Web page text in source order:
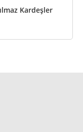
Kardeşler